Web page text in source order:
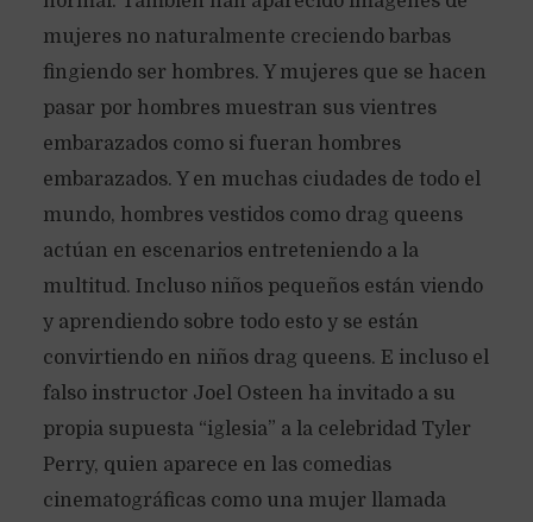
mujeres no naturalmente creciendo barbas
fingiendo ser hombres. Y mujeres que se hacen
pasar por hombres muestran sus vientres
embarazados como si fueran hombres
embarazados. Y en muchas ciudades de todo el
mundo, hombres vestidos como drag queens
actúan en escenarios entreteniendo a la
multitud. Incluso niños pequeños están viendo
y aprendiendo sobre todo esto y se están
convirtiendo en niños drag queens. E incluso el
falso instructor Joel Osteen ha invitado a su
propia supuesta “iglesia” a la celebridad Tyler
Perry, quien aparece en las comedias
cinematográficas como una mujer llamada